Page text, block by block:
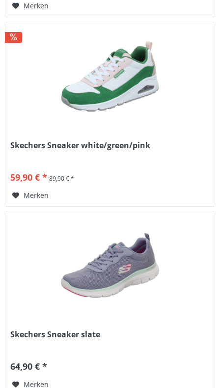
Merken
Skechers Sneaker white/green/pink
59,90 € * 89,90 € *
Merken
Skechers Sneaker slate
64,90 € *
Merken